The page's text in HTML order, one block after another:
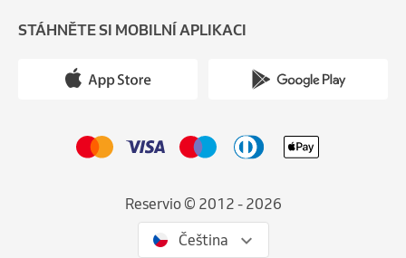
STÁHNĚTE SI MOBILNÍ APLIKACI
Reservio © 2012 - 2026
Čeština